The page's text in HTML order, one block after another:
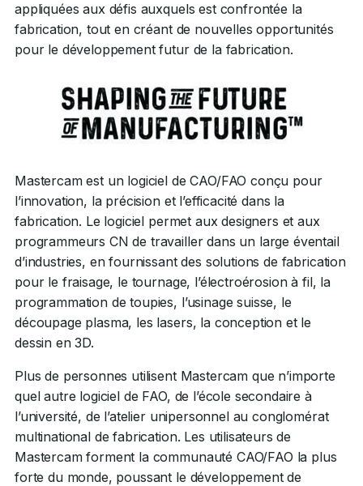
appliquées aux défis auxquels est confrontée la
fabrication, tout en créant de nouvelles opportunités
pour le développement futur de la fabrication.
Mastercam est un logiciel de CAO/FAO conçu pour
l’innovation, la précision et l’efficacité dans la
fabrication. Le logiciel permet aux designers et aux
programmeurs CN de travailler dans un large éventail
d’industries, en fournissant des solutions de fabrication
pour le fraisage, le tournage, l’électroérosion à fil, la
programmation de toupies, l’usinage suisse, le
découpage plasma, les lasers, la conception et le
dessin en 3D.
Plus de personnes utilisent Mastercam que n’importe
quel autre logiciel de FAO, de l’école secondaire à
l’université, de l’atelier unipersonnel au conglomérat
multinational de fabrication. Les utilisateurs de
Mastercam forment la communauté CAO/FAO la plus
forte du monde, poussant le développement de